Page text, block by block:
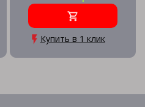
Купить в 1 клик